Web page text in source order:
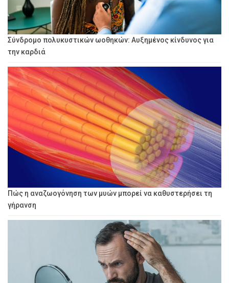
Σύνδρομο πολυκυστικών ωοθηκών: Αυξημένος κίνδυνος για
την καρδιά
Πώς η αναζωογόνηση των μυών μπορεί να καθυστερήσει τη
γήρανση